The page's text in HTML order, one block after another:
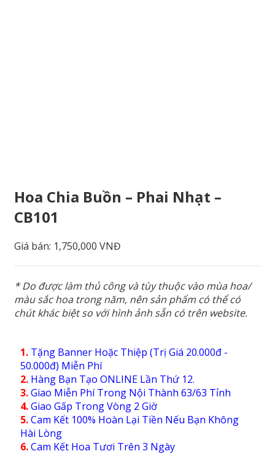
Hoa Chia Buồn – Phai Nhạt –
CB101
Giá bán: 1,750,000 VNĐ
* Do được làm thủ công và tùy thuộc vào mùa hoa/
màu sắc hoa trong năm, nên sản phẩm có thể có
chút khác biệt so với hình ảnh sẵn có trên website.
1. Tặng Banner Hoặc Thiệp (Trị Giá 20.000đ -
50.000đ) Miễn Phí
2. Hàng Bạn Tạo ONLINE Lần Thứ 12.
3.Giao Miễn Phí Trong Nội Thành 63/63 Tỉnh
4.Giao Gấp Trong Vòng 2 Giờ
5.Cam Kết 100% Hoàn Lại Tiền Nếu Bạn Không
Hài Lòng
6.Cam Kết Hoa Tươi Trên 3 Ngày